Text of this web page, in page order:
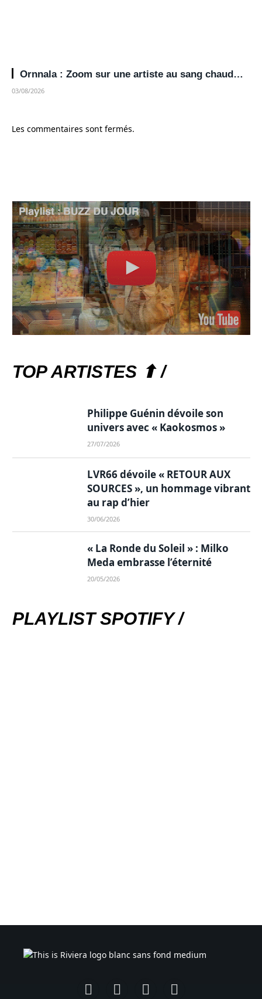
Ornnala : Zoom sur une artiste au sang chaud…
03/08/2026
Les commentaires sont fermés.
TOP ARTISTES ⬆ /
Philippe Guénin dévoile son
univers avec « Kaokosmos »
27/07/2026
LVR66 dévoile « RETOUR AUX
SOURCES », un hommage vibrant
au rap d’hier
30/06/2026
« La Ronde du Soleil » : Milko
Meda embrasse l’éternité
20/05/2026
PLAYLIST SPOTIFY /
FacebookInstagramTikTok YouTube